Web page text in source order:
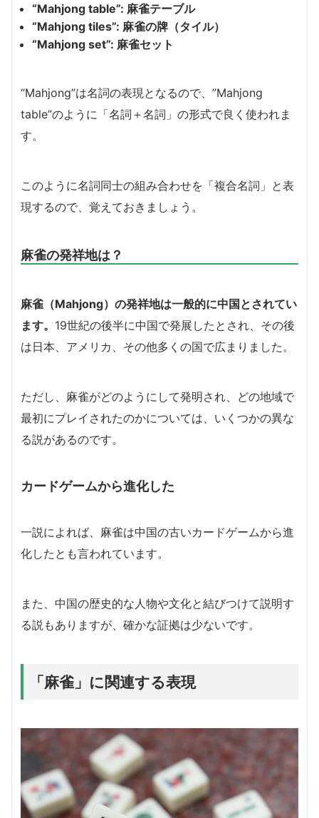
“Mahjong table”: 麻雀テーブル
“Mahjong tiles”: 麻雀の牌（タイル）
“Mahjong set”: 麻雀セット
“Mahjong”は名詞の表現となるので、”Mahjong
table”のように「名詞＋名詞」の形式で良く使われま
す。
このように名詞同士の組み合わせを「複合名詞」と表
現するので、覚えておきましょう。
麻雀の発祥地は？
麻雀（Mahjong）の発祥地は一般的に中国とされてい
ます。 19世紀の後半に中国で発展したとされ、その後
は日本、アメリカ、その他多くの国で広まりました。
ただし、麻雀がどのようにして発明され、どの地域で
最初にプレイされたのかについては、いくつかの異な
る説があるのです。
カードゲームから進化した
一説によれば、麻雀は中国の古いカードゲームから進
化したとも言われています。
また、中国の歴史的な人物や文化と結びつけて説明す
る説もありますが、確かな証拠は少ないです。
「麻雀」に関連する表現